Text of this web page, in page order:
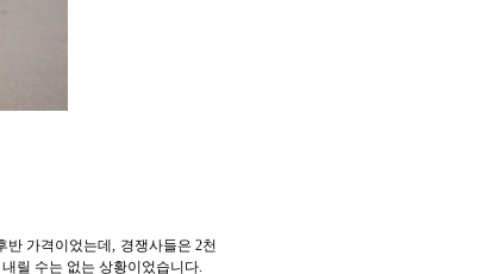
가격이었는데, 경쟁사들은 2천
릴 수는 없는 상황이었습니다.